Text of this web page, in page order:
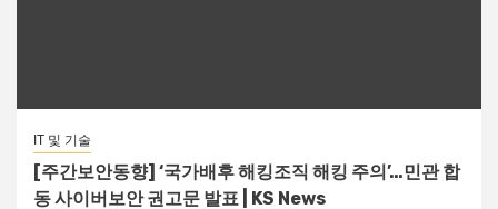
IT 및 기술
[주간보안동향] ‘국가배후 해킹조직 해킹 주의’…민관 합
동 사이버보안 권고문 발표 | KS News